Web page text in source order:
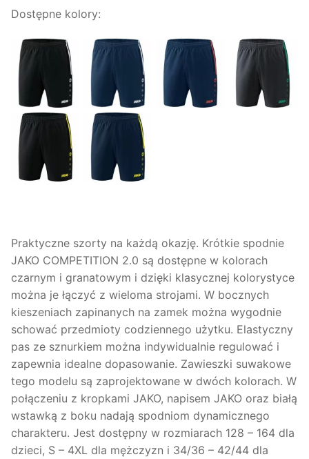
Dostępne kolory:
Praktyczne szorty na każdą okazję. Krótkie spodnie
JAKO COMPETITION 2.0 są dostępne w kolorach
czarnym i granatowym i dzięki klasycznej kolorystyce
można je łączyć z wieloma strojami. W bocznych
kieszeniach zapinanych na zamek można wygodnie
schować przedmioty codziennego użytku. Elastyczny
pas ze sznurkiem można indywidualnie regulować i
zapewnia idealne dopasowanie. Zawieszki suwakowe
tego modelu są zaprojektowane w dwóch kolorach. W
połączeniu z kropkami JAKO, napisem JAKO oraz białą
wstawką z boku nadają spodniom dynamicznego
charakteru. Jest dostępny w rozmiarach 128 – 164 dla
dzieci, S – 4XL dla mężczyzn i 34/36 – 42/44 dla